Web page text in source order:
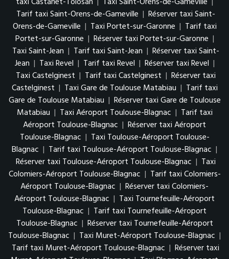
Tarif taxi Saint-Orens-de-Gameville | Réserver taxi Saint-
Orens-de-Gameville | Taxi Portet-sur-Garonne | Tarif taxi
Portet-sur-Garonne | Réserver taxi Portet-sur-Garonne |
Taxi Saint-Jean | Tarif taxi Saint-Jean | Réserver taxi Saint-
Jean | Taxi Revel | Tarif taxi Revel | Réserver taxi Revel |
Taxi Castelginest | Tarif taxi Castelginest | Réserver taxi
Castelginest | Taxi Gare de Toulouse Matabiau | Tarif taxi
Gare de Toulouse Matabiau | Réserver taxi Gare de Toulouse
Matabiau | Taxi Aéroport Toulouse-Blagnac | Tarif taxi
Aéroport Toulouse-Blagnac | Réserver taxi Aéroport
Toulouse-Blagnac | Taxi Toulouse-Aéroport Toulouse-
Blagnac | Tarif taxi Toulouse-Aéroport Toulouse-Blagnac |
Réserver taxi Toulouse-Aéroport Toulouse-Blagnac | Taxi
Colomiers-Aéroport Toulouse-Blagnac | Tarif taxi Colomiers-
Aéroport Toulouse-Blagnac | Réserver taxi Colomiers-
Aéroport Toulouse-Blagnac | Taxi Tournefeuille-Aéroport
Toulouse-Blagnac | Tarif taxi Tournefeuille-Aéroport
Toulouse-Blagnac | Réserver taxi Tournefeuille-Aéroport
Toulouse-Blagnac | Taxi Muret-Aéroport Toulouse-Blagnac |
Tarif taxi Muret-Aéroport Toulouse-Blagnac | Réserver taxi